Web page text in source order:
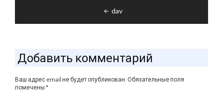
dav
Добавить комментарий
Ваш адрес email не будет опубликован. Обязательные поля
помечены *